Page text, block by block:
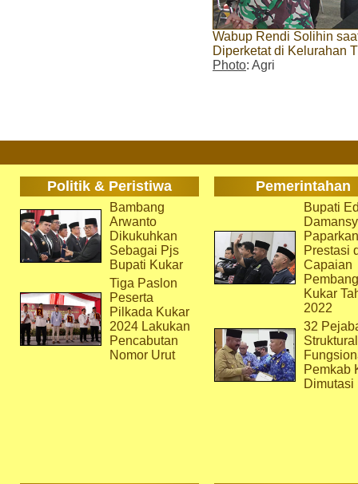
Wabup Rendi Solihin
Diperketat di Kelurahan
Photo: Agri
Politik & Peristiwa Pemerintahan
Bambang
Arwanto
Dikukuhkan
Sebagai Pjs
Bupati Kukar
Tiga Paslon
Peserta
Pilkada Kukar
2024 Lakukan
Pencabutan
Nomor Urut
Bupati
Paparkan
Prestasi
Capaian
Kukar
2022
32
Pemkab
Dimutasi